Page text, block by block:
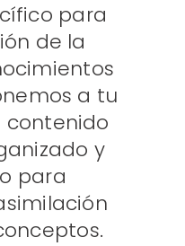
para
de la
a tu
contenido
y
para